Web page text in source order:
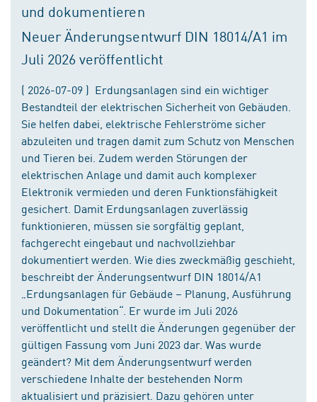
und dokumentieren
Neuer Änderungsentwurf DIN 18014/A1 im
Juli 2026 veröffentlicht
( 2026-07-09 ) Erdungsanlagen sind ein wichtiger
Bestandteil der elektrischen Sicherheit von Gebäuden.
Sie helfen dabei, elektrische Fehlerströme sicher
abzuleiten und tragen damit zum Schutz von Menschen
und Tieren bei. Zudem werden Störungen der
elektrischen Anlage und damit auch komplexer
Elektronik vermieden und deren Funktionsfähigkeit
gesichert. Damit Erdungsanlagen zuverlässig
funktionieren, müssen sie sorgfältig geplant,
fachgerecht eingebaut und nachvollziehbar
dokumentiert werden. Wie dies zweckmäßig geschieht,
beschreibt der Änderungsentwurf DIN 18014/A1
„Erdungsanlagen für Gebäude – Planung, Ausführung
und Dokumentation“. Er wurde im Juli 2026
veröffentlicht und stellt die Änderungen gegenüber der
gültigen Fassung vom Juni 2023 dar. Was wurde
geändert? Mit dem Änderungsentwurf werden
verschiedene Inhalte der bestehenden Norm
aktualisiert und präzisiert. Dazu gehören unter